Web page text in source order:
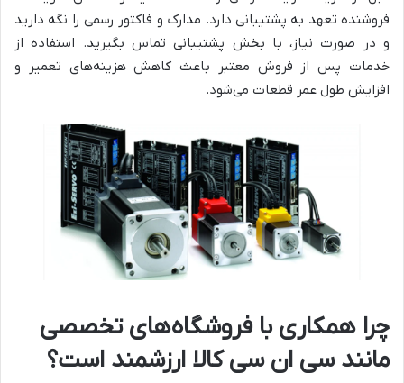
فروشنده تعهد به پشتیبانی دارد. مدارک و فاکتور رسمی را نگه دارید
و در صورت نیاز، با بخش پشتیبانی تماس بگیرید. استفاده از
خدمات پس از فروش معتبر باعث کاهش هزینه‌های تعمیر و
افزایش طول عمر قطعات می‌شود.
چرا همکاری با فروشگاه‌های تخصصی
مانند سی ان سی کالا ارزشمند است؟